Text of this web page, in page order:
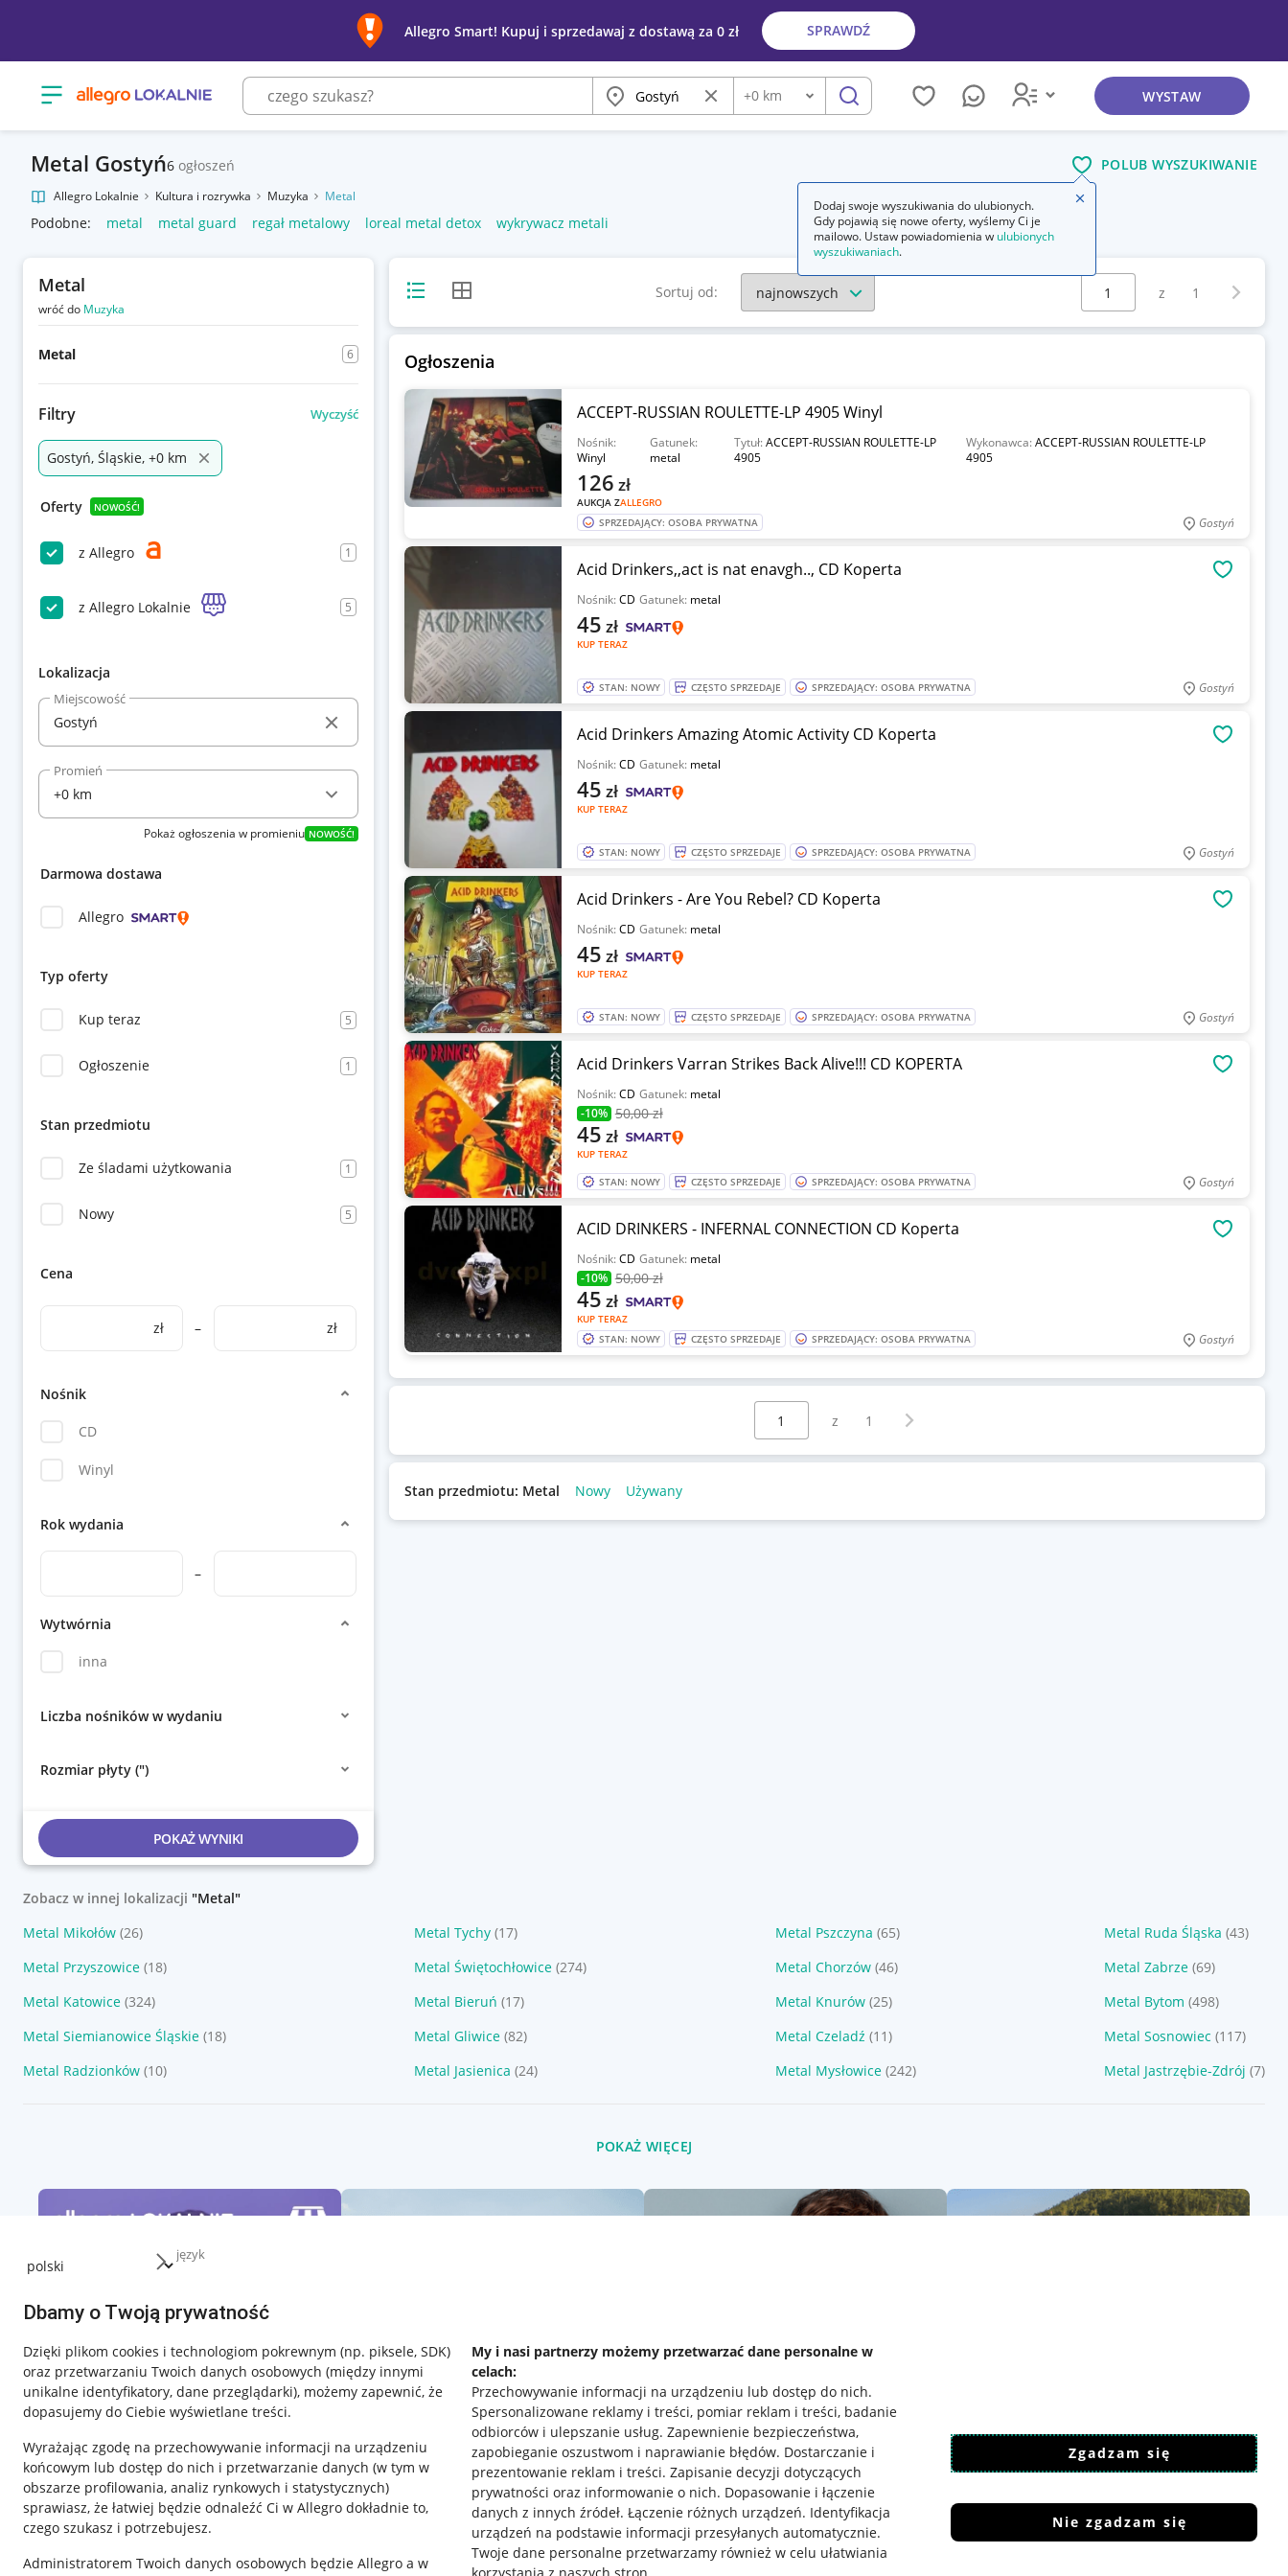
język
Dbamy o Twoją prywatność
Dzięki plikom cookies i technologiom pokrewnym (np. piksele, SDK)
oraz przetwarzaniu Twoich danych osobowych (między innymi
unikalne identyfikatory, dane przeglądarki), możemy zapewnić, że
dopasujemy do Ciebie wyświetlane treści.
Wyrażając zgodę na przechowywanie informacji na urządzeniu
końcowym lub dostęp do nich i przetwarzanie danych (w tym w
obszarze profilowania, analiz rynkowych i statystycznych)
sprawiasz, że łatwiej będzie odnaleźć Ci w Allegro dokładnie to,
czego szukasz i potrzebujesz.
Administratorem Twoich danych osobowych będzie Allegro a w
My i nasi partnerzy możemy przetwarzać dane personalne w
celach:
Przechowywanie informacji na urządzeniu lub dostęp do nich.
Spersonalizowane reklamy i treści, pomiar reklam i treści, badanie
odbiorców i ulepszanie usług. Zapewnienie bezpieczeństwa,
zapobieganie oszustwom i naprawianie błędów. Dostarczanie i
prezentowanie reklam i treści. Zapisanie decyzji dotyczących
prywatności oraz informowanie o nich. Dopasowanie i łączenie
danych z innych źródeł. Łączenie różnych urządzeń. Identyfikacja
urządzeń na podstawie informacji przesyłanych automatycznie.
Twoje dane personalne przetwarzamy również w celu ułatwiania
Zgadzam się
Nie zgadzam się
Allegro Smart! Kupuj i sprzedawaj z dostawą za 0 zł SPRAWDŹ
Otwórz menu z kategoriami Miasto Wyczyść frazę
Odległość
+0 km szukaj WYSTAW
Metal Gostyń6 ogłoszeń POLUB WYSZUKIWANIE
Allegro Lokalnie Kultura i rozrywka Muzyka Metal
Podobne: metal metal guard regał metalowy loreal metal detox wykrywacz metali
Metal
wróć do Muzyka
Metal 6
Filtry Wyczyść
Gostyń, Śląskie, +0 km
Oferty NOWOŚĆ!
z Allegro 1
z Allegro Lokalnie 5
Lokalizacja
Miejscowość
Promień
Pokaż ogłoszenia w promieniu NOWOŚĆ!
Darmowa dostawa
Allegro
Typ oferty
Kup teraz 5
Ogłoszenie 1
Stan przedmiotu
Ze śladami użytkowania 1
Nowy 5
Cena
zł – zł
Nośnik
CD
Winyl
Rok wydania
–
Wytwórnia
inna
Liczba nośników w wydaniu
Rozmiar płyty (")
POKAŻ WYNIKI
Widok listyWidok siatki Sortuj od:
Wybierz stronę:
z 1
Ogłoszenia
ACCEPT-RUSSIAN ROULETTE-LP 4905 Winyl
Nośnik:
Winyl
Gatunek:
metal
Tytuł:ACCEPT-RUSSIAN ROULETTE-LP
4905
Wykonawca:ACCEPT-RUSSIAN ROULETTE-LP
4905
AUKCJA ZALLEGRO
126 zł
SPRZEDAJĄCY: OSOBA PRYWATNA Gostyń
Acid Drinkers,,act is nat enavgh.., CD Koperta
Nośnik:CD Gatunek: metal
KUP TERAZ
45 zł
STAN: NOWY CZĘSTO SPRZEDAJE SPRZEDAJĄCY: OSOBA PRYWATNA Gostyń
Acid Drinkers Amazing Atomic Activity CD Koperta
Nośnik:CD Gatunek: metal
KUP TERAZ
45 zł
STAN: NOWY CZĘSTO SPRZEDAJE SPRZEDAJĄCY: OSOBA PRYWATNA Gostyń
Acid Drinkers - Are You Rebel? CD Koperta
Nośnik:CD Gatunek: metal
KUP TERAZ
45 zł
STAN: NOWY CZĘSTO SPRZEDAJE SPRZEDAJĄCY: OSOBA PRYWATNA Gostyń
Acid Drinkers Varran Strikes Back Alive!!! CD KOPERTA
Nośnik:CD Gatunek: metal
-10% 50,00 zł
KUP TERAZ
45 zł
STAN: NOWY CZĘSTO SPRZEDAJE SPRZEDAJĄCY: OSOBA PRYWATNA Gostyń
ACID DRINKERS - INFERNAL CONNECTION CD Koperta
Nośnik:CD Gatunek: metal
-10% 50,00 zł
KUP TERAZ
45 zł
STAN: NOWY CZĘSTO SPRZEDAJE SPRZEDAJĄCY: OSOBA PRYWATNA Gostyń
Wybierz stronę:
z 1 Następna strona
Stan przedmiotu: Metal Nowy Używany
Zobacz w innej lokalizacji "Metal"
Metal Mikołów (26) Metal Tychy (17) Metal Pszczyna (65) Metal Ruda Śląska (43)
Metal Przyszowice (18) Metal Świętochłowice (274) Metal Chorzów (46) Metal Zabrze (69)
Metal Katowice (324) Metal Bieruń (17) Metal Knurów (25) Metal Bytom (498)
Metal Siemianowice Śląskie (18) Metal Gliwice (82) Metal Czeladź (11) Metal Sosnowiec (117)
Metal Radzionków (10) Metal Jasienica (24) Metal Mysłowice (242) Metal Jastrzębie-Zdrój (7)
POKAŻ WIĘCEJ
Przydatne informacje Pobierz aplikację
Dodaj swoje wyszukiwania do ulubionych.
Gdy pojawią się nowe oferty, wyślemy Ci je
mailowo. Ustaw powiadomienia w ulubionych
wyszukiwaniach.
Zamknij wskazówkę